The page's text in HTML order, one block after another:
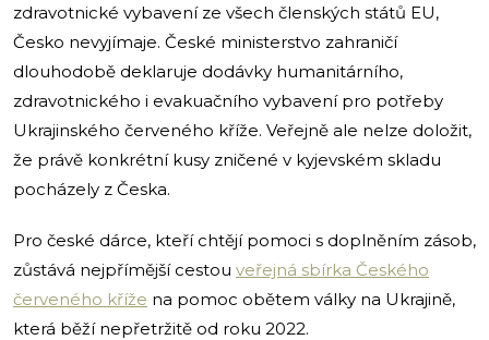
zdravotnické vybavení ze všech členských států EU,
Česko nevyjímaje. České ministerstvo zahraničí
dlouhodobě deklaruje dodávky humanitárního,
zdravotnického i evakuačního vybavení pro potřeby
Ukrajinského červeného kříže. Veřejně ale nelze doložit,
že právě konkrétní kusy zničené v kyjevském skladu
pocházely z Česka.
Pro české dárce, kteří chtějí pomoci s doplněním zásob,
zůstává nejpřímější cestou veřejná sbírka Českého
červeného kříže na pomoc obětem války na Ukrajině,
která běží nepřetržitě od roku 2022.